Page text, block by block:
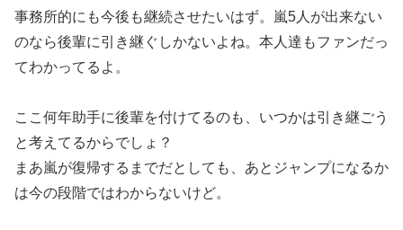
事務所的にも今後も継続させたいはず。嵐5人が出来ない
のなら後輩に引き継ぐしかないよね。本人達もファンだっ
てわかってるよ。
ここ何年助手に後輩を付けてるのも、いつかは引き継ごう
と考えてるからでしょ？
まあ嵐が復帰するまでだとしても、あとジャンプになるか
は今の段階ではわからないけど。